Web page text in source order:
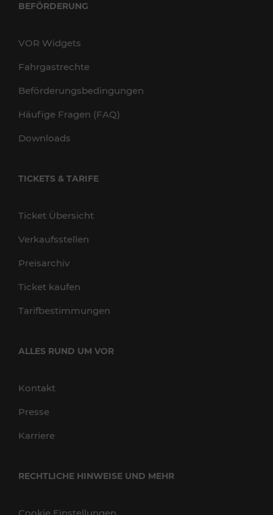
BEFÖRDERUNG
VOR Widgets
Fahrgastrechte
Beförderungsbedingungen
Häufige Fragen (FAQ)
Downloads
TICKETS & TARIFE
Ticket Übersicht
Verkaufsstellen
Preisarchiv
Ticket kaufen
Tarifbestimmungen
ALLES RUND UM VOR
Kontakt
Presse
Karriere
RECHTLICHE HINWEISE UND MEHR